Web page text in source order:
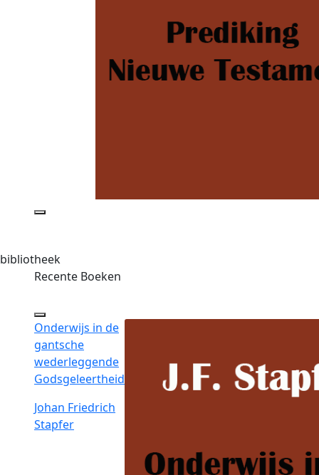
bibliotheek
Recente Boeken
Onderwijs in de
gantsche
wederleggende
Godsgeleertheid
Johan Friedrich
Stapfer